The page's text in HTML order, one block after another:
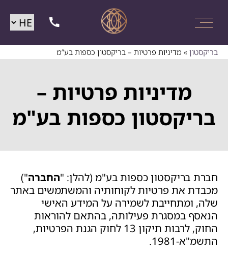
בריקסטון » מדיניות פרטיות – בריקסטון כספות בע”מ
מדיניות פרטיות –
בריקסטון כספות בע"מ
חברת בריקסטון כספות בע"מ (להלן: "החברה")
מכבדת את פרטיות לקוחותיה והמשתמשים באתר
שלה, ומתחייבת לשמירה על המידע האישי
הנאסף במסגרת פעילותה, בהתאם להוראות
החוק, לרבות תיקון 13 לחוק הגנת הפרטיות,
התשמ"א-1981.